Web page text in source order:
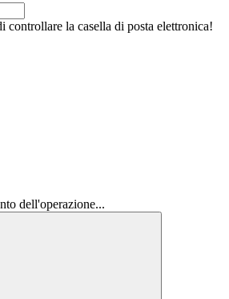
controllare la casella di posta elettronica!
dell'operazione...